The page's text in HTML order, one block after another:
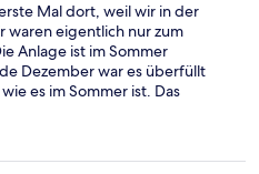
Mal dort, weil wir in der
waren eigentlich nur zum
Anlage ist im Sommer
Dezember war es überfüllt
es im Sommer ist. Das
Touristen nett und sehr
zeigte Keiner Interesse.